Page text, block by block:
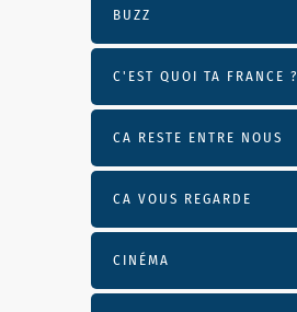
BUZZ
C'EST QUOI TA FRANCE ?
CA RESTE ENTRE NOUS
CA VOUS REGARDE
CINÉMA